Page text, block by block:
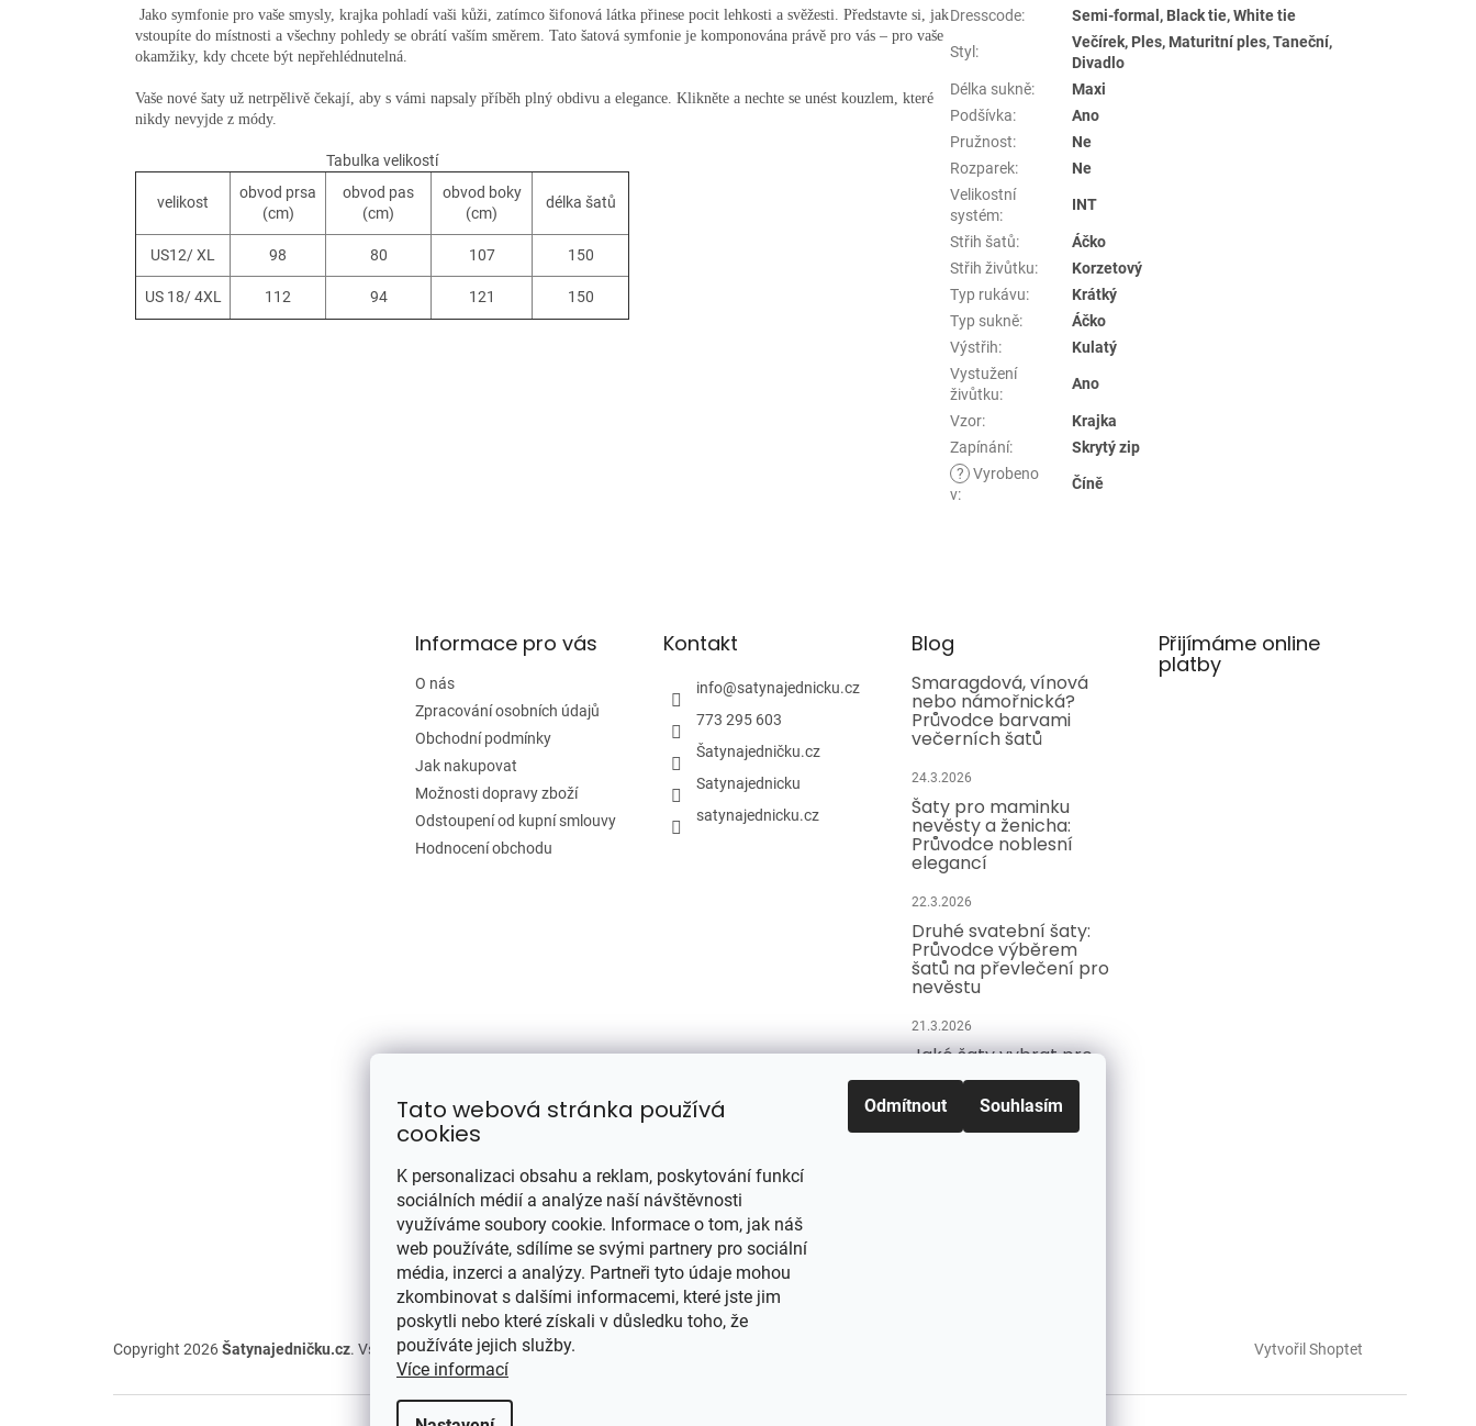
Tato webová stránka používá
cookies
K personalizaci obsahu a reklam, poskytování funkcí
sociálních médií a analýze naší návštěvnosti
využíváme soubory cookie. Informace o tom, jak náš
web používáte, sdílíme se svými partnery pro sociální
média, inzerci a analýzy. Partneři tyto údaje mohou
zkombinovat s dalšími informacemi, které jste jim
poskytli nebo které získali v důsledku toho, že
používáte jejich služby.
Více informací
Odmítnout Souhlasím
Jako symfonie pro vaše smysly, krajka pohladí vaši kůži, zatímco šifonová látka přinese pocit lehkosti a svěžesti. Představte si, jak
vstoupíte do místnosti a všechny pohledy se obrátí vaším směrem. Tato šatová symfonie je komponována právě pro vás – pro vaše
okamžiky, kdy chcete být nepřehlédnutelná.
Vaše nové šaty už netrpělivě čekají, aby s vámi napsaly příběh plný obdivu a elegance. Klikněte a nechte se unést kouzlem, které
nikdy nevyjde z módy.
Tabulka velikostí
velikost
obvod prsa
(cm)
obvod pas
(cm)
obvod boky
(cm)
délka šatů
US12/ XL 98 80 107 150
US 18/ 4XL 112 94 121 150
Dresscode: Semi-formal, Black tie, White tie
Styl :
Večírek, Ples, Maturitní ples, Taneční,
Divadlo
Délka sukně:
Maxi
Podšívka:
Ano
Pružnost:
Ne
Rozparek:
Ne
Velikostní
systém:
INT
Střih šatů:
Áčko
Střih živůtku:
Korzetový
Typ rukávu:
Krátký
Typ sukně:
Áčko
Výstřih:
Kulatý
Vystužení
živůtku:
Ano
Vzor:
Krajka
Zapínání:
Skrytý zip
? Vyrobeno
v:
Číně
Informace pro vás
O nás
Zpracování osobních údajů
Obchodní podmínky
Jak nakupovat
Možnosti dopravy zboží
Odstoupení od kupní smlouvy
Hodnocení obchodu
Kontakt
info@satynajednicku.cz
773 295 603
Šatynajedničku.cz
Satynajednicku
satynajednicku.cz
Blog
Smaragdová, vínová
nebo námořnická?
Průvodce barvami
večerních šatů
24.3.2026
Šaty pro maminku
nevěsty a ženicha:
Průvodce noblesní
elegancí
22.3.2026
Druhé svatební šaty:
Průvodce výběrem
šatů na převlečení pro
nevěstu
21.3.2026
Jaké šaty vybrat pro
svědkyni? Průvodce
pro nejdůležitější ženu
po nevěstě
Přijímáme online
platby
Vytvořil Shoptet
Copyright 2026Šatynajedničku.cz. Všechna práva vyhrazena.Upravit nastavení cookies